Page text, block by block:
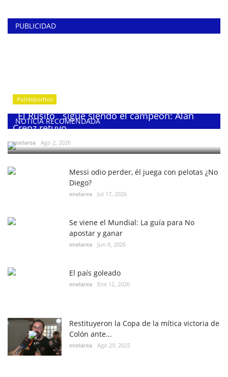
PUBLICIDAD
NOTICIA RECOMENDADA
Polideportivo
¨El Rusito¨ sigue siendo el campeón: Alan
Crenz retuvo...
enelarea Ago 2, 2026
Messi odio perder, él juega con pelotas ¿No
Diego?
enelarea Jul 17, 2026
Se viene el Mundial: La guía para No
apostar y ganar
enelarea Jun 8, 2026
El país goleado
enelarea Ene 12, 2026
Restituyeron la Copa de la mítica victoria de
Colón ante...
enelarea Ago 29, 2025